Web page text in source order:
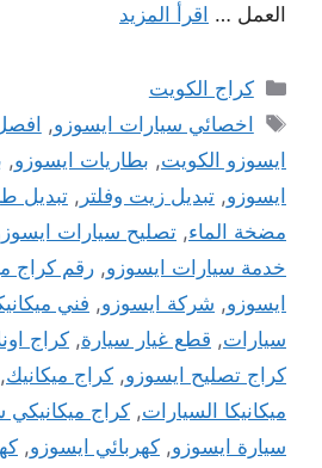
العمل … اقرأ المزيد
التصنيفات
كراج الكويت
الوسوم
اخصائي سيارات ايسوزو,
ايسوزو الكويت, بطاريات ايسوزو,
ايسوزو, تبديل زيت وفلتر , تبديل
مضخة الماء, تصليح سيارات
خدمة سيارات ايسوزو, رقم كراج
ايسوزو, شركة ايسوزو, فني
سيارات, قطع غيار سيارة, كراج
كراج تصليح ايسوزو, كراج ميكانيك,
ميكانيكا السيارات, كراج ميكانيكي
سيارة ايسوزو, كهربائي ايسوزو,